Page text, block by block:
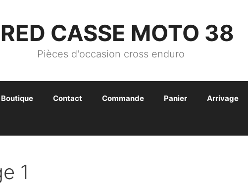
CASSE MOTO 38
Pièces d'occasion cross enduro
Boutique Contact Commande Panier Arrivage
1